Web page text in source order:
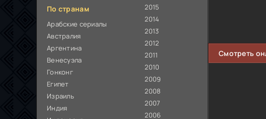
По странам
Арабские сериалы
Австралия
Аргентина
Венесуэла
Гонконг
Египет
Израиль
Индия
2015
2014
2013
2012
2011
2010
2009
2008
2007
2006
Смотреть